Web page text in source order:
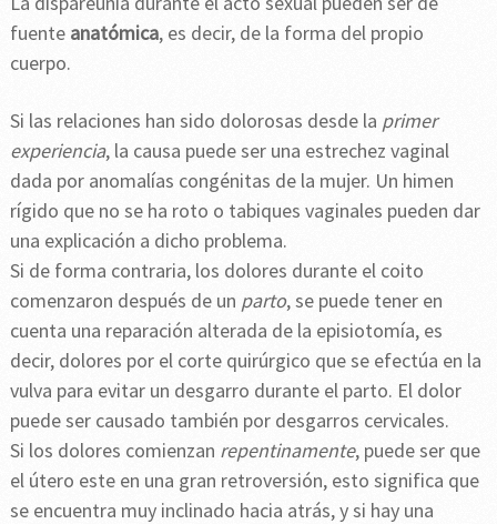
fuente anatómica, es decir, de la forma del propio
cuerpo.
Si las relaciones han sido dolorosas desde la primer
experiencia, la causa puede ser una estrechez vaginal
dada por anomalías congénitas de la mujer. Un himen
rígido que no se ha roto o tabiques vaginales pueden dar
una explicación a dicho problema.
Si de forma contraria, los dolores durante el coito
comenzaron después de un parto, se puede tener en
cuenta una reparación alterada de la episiotomía, es
decir, dolores por el corte quirúrgico que se efectúa en la
vulva para evitar un desgarro durante el parto. El dolor
puede ser causado también por desgarros cervicales.
Si los dolores comienzan repentinamente, puede ser que
el útero este en una gran retroversión, esto significa que
se encuentra muy inclinado hacia atrás, y si hay una